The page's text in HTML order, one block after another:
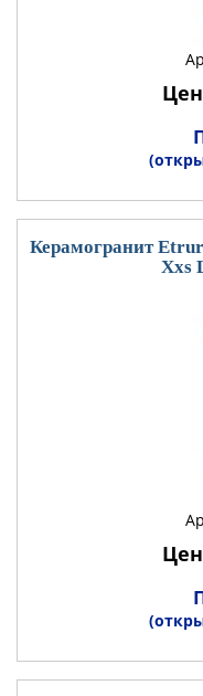
Керамогранит
Xxs